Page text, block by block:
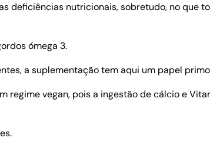
deficiências nutricionais, sobretudo, no que
ómega 3.
a suplementação tem aqui um papel
regime vegan, pois a ingestão de cálcio e